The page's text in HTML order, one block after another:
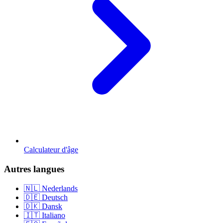
Calculateur d'âge
Autres langues
🇳🇱 Nederlands
🇩🇪 Deutsch
🇩🇰 Dansk
🇮🇹 Italiano